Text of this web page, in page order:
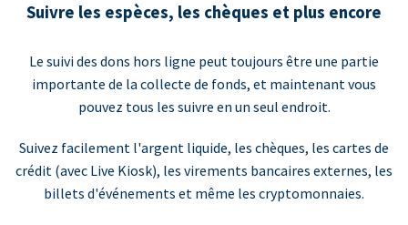
Suivre les espèces, les chèques et plus encore
Le suivi des dons hors ligne peut toujours être une partie
importante de la collecte de fonds, et maintenant vous
pouvez tous les suivre en un seul endroit.
Suivez facilement l'argent liquide, les chèques, les cartes de
crédit (avec Live Kiosk), les virements bancaires externes, les
billets d'événements et même les cryptomonnaies.